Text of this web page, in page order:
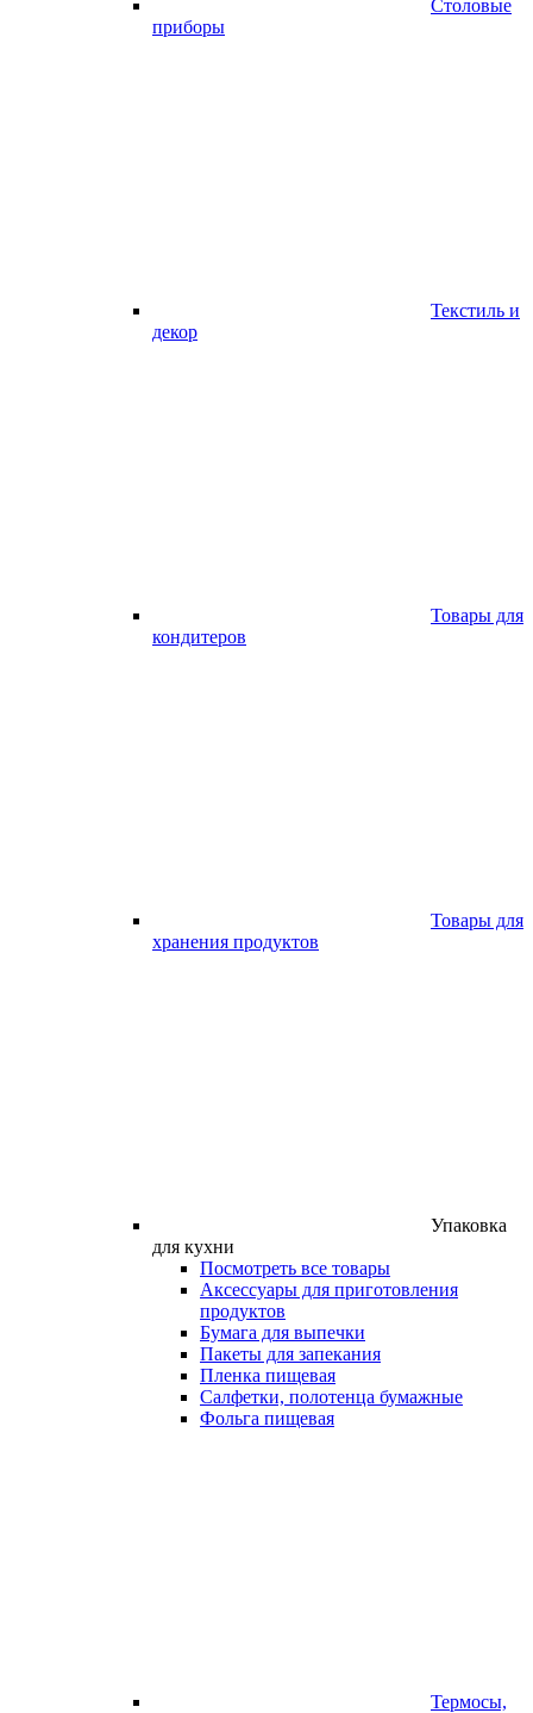
Столовые
приборы
Текстиль и
декор
Товары для
кондитеров
Товары для
хранения продуктов
Упаковка
для кухни
Посмотреть все товары
Аксессуары для приготовления
продуктов
Бумага для выпечки
Пакеты для запекания
Пленка пищевая
Салфетки, полотенца бумажные
Фольга пищевая
Термосы,